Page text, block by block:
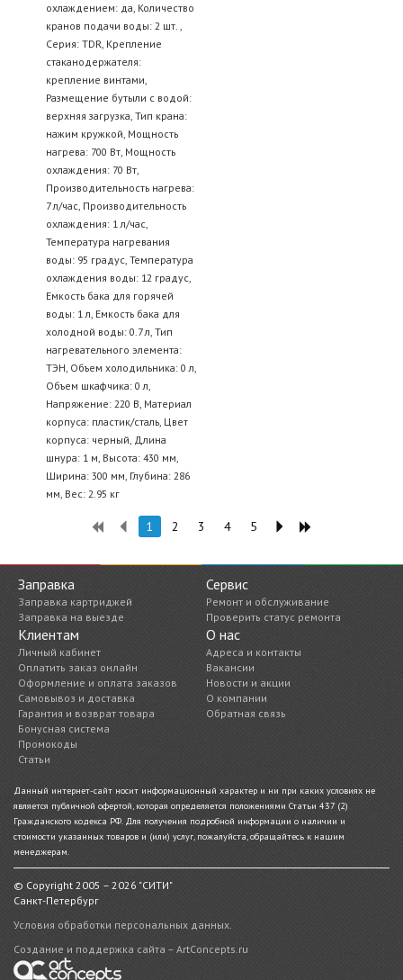
охлаждением: да, Количество
кранов подачи воды: 2 шт. ,
Серия: TDR, Крепление
стаканодержателя:
крепление винтами,
Размещение бутыли с водой:
верхняя загрузка, Тип крана:
нажим кружкой, Мощность
нагрева: 700 Вт, Мощность
охлаждения: 70 Вт,
Производительность нагрева:
7 л/час, Производительность
охлаждения: 1 л/час,
Температура нагревания
воды: 95 градус, Температура
охлаждения воды: 12 градус,
Емкость бака для горячей
воды: 1 л, Емкость бака для
холодной воды: 0.7 л, Тип
нагревательного элемента:
ТЭН, Объем холодильника: 0 л,
Объем шкафчика: 0 л,
Напряжение: 220 В, Материал
корпуса: пластик/сталь, Цвет
корпуса: черный, Длина
шнура: 1 м, Высота: 430 мм,
Ширина: 300 мм, Глубина: 286
мм, Вес: 2.95 кг
1 2 3 4 5
Заправка
Заправка картриджей
Заправка на выезде
Сервис
Ремонт и обслуживание
Проверить статус ремонта
Клиентам
Личный кабинет
Оплатить заказ онлайн
Оформление и оплата заказов
Самовывоз и доставка
Гарантия и возврат товара
Бонусная система
Промокоды
Статьи
О нас
Адреса и контакты
Вакансии
Новости и акции
О компании
Обратная связь
Данный интернет-сайт носит информационный характер и ни при каких условиях не
является публичной офертой, которая определяется положениями Статьи 437 (2)
Гражданского кодекса РФ. Для получения подробной информации о наличии и
стоимости указанных товаров и (или) услуг, пожалуйста, обращайтесь к нашим
менеджерам.
© Copyright 2005 – 2026 "СИТИ"
Санкт-Петербург
Условия обработки персональных данных.
Создание и поддержка сайта – ArtConcepts.ru